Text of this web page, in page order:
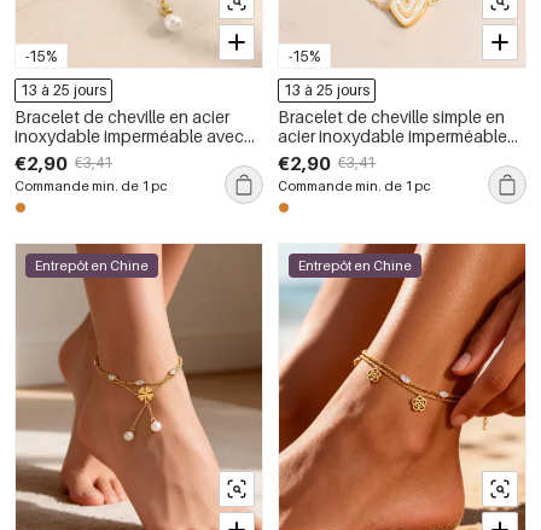
-15%
13 à 25 jours
Bracelet de cheville en acier
inoxydable imperméable avec
nœud papillon et perles couleur
or
€2,90 €3,41
Commande min. de 1 pc
-15%
13 à 25 jours
Bracelet de cheville simple en
acier inoxydable imperméable
couleur or avec strass en forme
de cœur
€2,90 €3,41
Commande min. de 1 pc
Entrepôt en Chine Entrepôt en Chine